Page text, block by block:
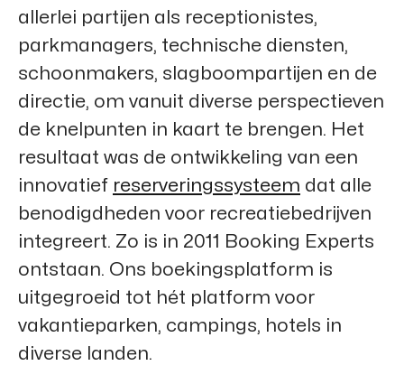
allerlei partijen als receptionistes,
parkmanagers, technische diensten,
schoonmakers, slagboompartijen en de
directie, om vanuit diverse perspectieven
de knelpunten in kaart te brengen. Het
resultaat was de ontwikkeling van een
innovatief reserveringssysteem dat alle
benodigdheden voor recreatiebedrijven
integreert. Zo is in 2011 Booking Experts
ontstaan. Ons boekingsplatform is
uitgegroeid tot hét platform voor
vakantieparken, campings, hotels in
diverse landen.